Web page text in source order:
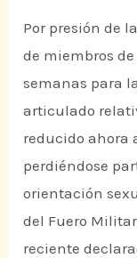
Por presión de
de miembros
semanas para
articulado
reducido ahora
perdiéndose
orientación
del Fuero
reciente